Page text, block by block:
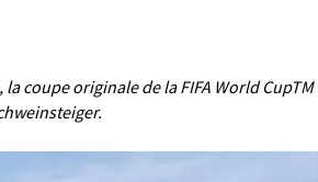
coupe originale de la FIFA World